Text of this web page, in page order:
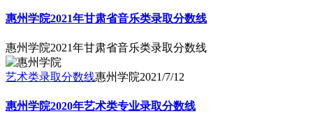
惠州学院2021年甘肃省音乐类录取分数线
惠州学院2021年甘肃省音乐类录取分数线
艺术类录取分数线惠州学院2021/7/12
惠州学院2020年艺术类专业录取分数线